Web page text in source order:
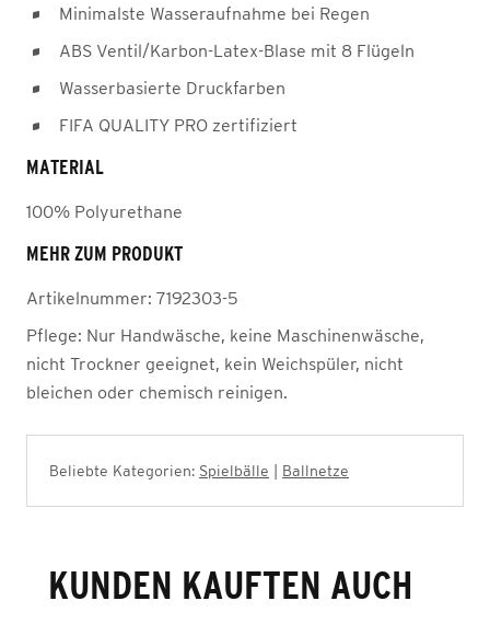
Minimalste Wasseraufnahme bei Regen
ABS Ventil/Karbon-Latex-Blase mit 8 Flügeln
Wasserbasierte Druckfarben
FIFA QUALITY PRO zertifiziert
MATERIAL
100% Polyurethane
MEHR ZUM PRODUKT
Artikelnummer: 7192303-5
Pflege: Nur Handwäsche, keine Maschinenwäsche,
nicht Trockner geeignet, kein Weichspüler, nicht
bleichen oder chemisch reinigen.
Beliebte Kategorien: Spielbälle Ballnetze
KUNDEN KAUFTEN AUCH